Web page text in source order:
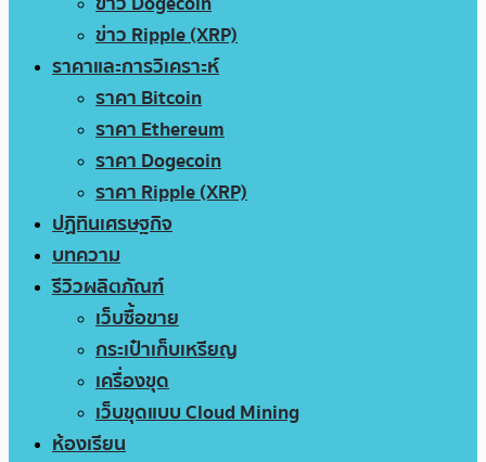
ข่าว Ripple (XRP)
ราคาและการวิเคราะห์
ราคา Bitcoin
ราคา Ethereum
ราคา Dogecoin
ราคา Ripple (XRP)
ปฏิทินเศรษฐกิจ
บทความ
รีวิวผลิตภัณฑ์
เว็บซื้อขาย
กระเป๋าเก็บเหรียญ
เครื่องขุด
เว็บขุดแบบ Cloud Mining
ห้องเรียน